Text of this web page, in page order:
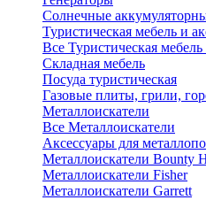
Солнечные
Туристическая мебель и
Все Туристическая
Складная мебель
Посуда туристическая
Газовые плиты, грили,
Металлоискатели
Все Металлоискатели
Аксессуары для
Металлоискатели Bounty
Металлоискатели Fisher
Металлоискатели Garrett